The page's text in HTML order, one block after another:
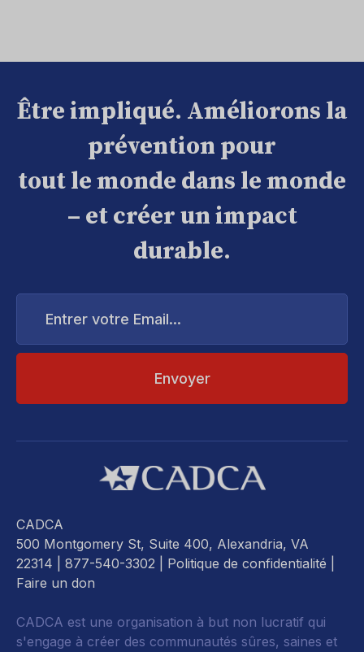
Être impliqué. Améliorons la
prévention pour
tout le monde dans le monde
– et créer un impact
durable.
Entrer
Email...
CADCA
500 Montgomery St, Suite 400, Alexandria, VA
22314 | 877-540-3302 | Politique de confidentialité
Faire un don
CADCA est une organisation à but non lucratif qui
s'engage à créer des communautés sûres, saines et